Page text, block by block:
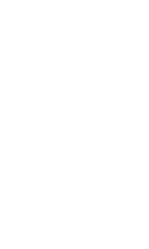
Unternehmen
Verlinkung auf
sein –
einen echten